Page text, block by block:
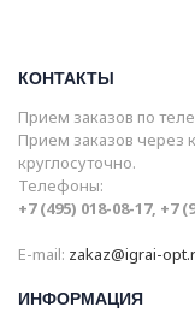
КОНТАКТЫ
Прием заказов по
Прием заказов через
круглосуточно.
Телефоны:
+7 (495) 018-08-17, +7
E-mail: zakaz@igrai-
ИНФОРМАЦИЯ